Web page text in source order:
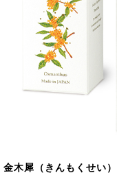
金木犀（きんもくせい